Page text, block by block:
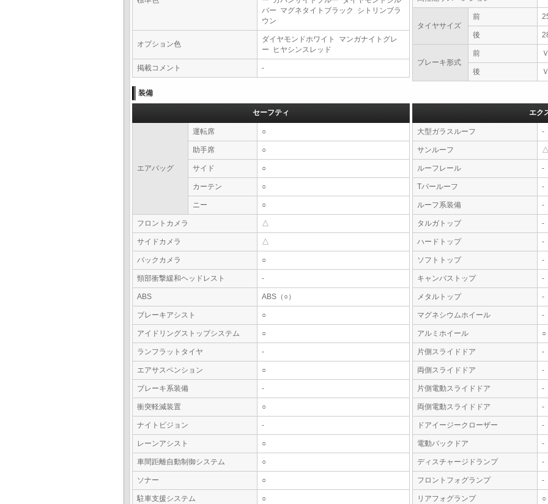
バー マグネタイトブラック シトリンブラ
ウン
オプション色
ダイヤモンドホワイト マンガナイトグレ
ー ヒヤシンスレッド
掲載コメント -
タイヤサイズ
前
後
ブレーキ形式
前
後
装備
セーフティ
エアバッグ
運転席 ○
助手席 ○
サイド ○
カーテン ○
ニー ○
フロントカメラ △
サイドカメラ △
バックカメラ ○
頸部衝撃緩和ヘッドレスト -
ABS ABS（○）
ブレーキアシスト ○
アイドリングストップシステム ○
ランフラットタイヤ -
エアサスペンション ○
ブレーキ系装備 -
衝突軽減装置 ○
ナイトビジョン -
レーンアシスト ○
車間距離自動制御システム ○
ソナー ○
駐車支援システム ○
エク
大型ガラスルーフ -
サンルーフ △
ルーフレール -
Tバールーフ -
ルーフ系装備 -
タルガトップ -
ハードトップ -
ソフトトップ -
キャンバストップ -
メタルトップ -
マグネシウムホイール -
アルミホイール ○
片側スライドドア -
両側スライドドア -
片側電動スライドドア -
両側電動スライドドア -
ドアイージークローザー -
電動バックドア -
ディスチャージドランプ -
フロントフォグランプ -
リアフォグランプ ○